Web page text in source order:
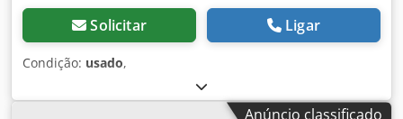
Solicitar Ligar
Condição: usado,
Anúncio classificado